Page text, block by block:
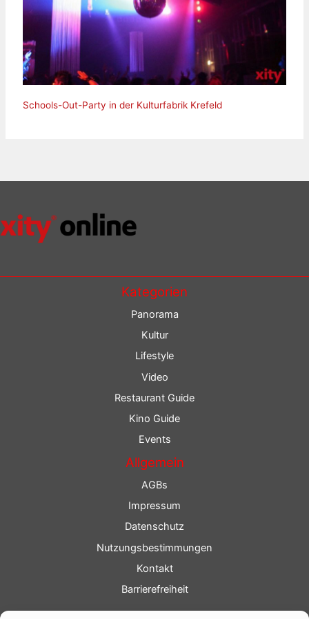
Schools-Out-Party in der Kulturfabrik Krefeld
Kategorien
Panorama
Kultur
Lifestyle
Video
Restaurant Guide
Kino Guide
Events
Allgemein
AGBs
Impressum
Datenschutz
Nutzungsbestimmungen
Kontakt
Barrierefreiheit